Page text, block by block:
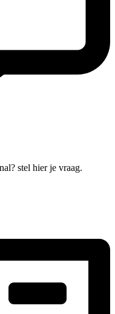
stel hier je vraag.